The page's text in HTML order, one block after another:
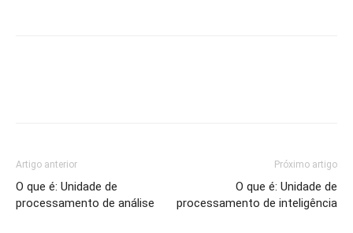
Artigo anterior
O que é: Unidade de
processamento de análise
Próximo artigo
O que é: Unidade de
processamento de inteligência